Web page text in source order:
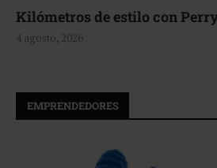
Aerie, texturas que fluyen
4 agosto, 2026
EMPRENDEDORES